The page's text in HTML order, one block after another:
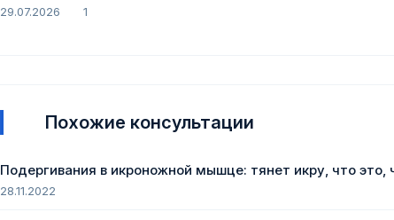
29.07.2026 1
Похожие консультации
Подергивания в икроножной мышце: тянет икру, что это,
28.11.2022